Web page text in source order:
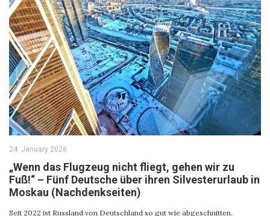
24. January 2026
„Wenn das Flugzeug nicht fliegt, gehen wir zu
Fuß!“ – Fünf Deutsche über ihren Silvesterurlaub in
Moskau (Nachdenkseiten)
Seit 2022 ist Russland von Deutschland so gut wie abgeschnitten.